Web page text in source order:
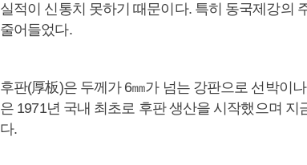
실적이 신통치 못하기 때문이다. 특히 동국제강의
줄어들었다.
후판(厚板)은 두께가 6㎜가 넘는 강판으로 선박이
은 1971년 국내 최초로 후판 생산을 시작했으며
다.